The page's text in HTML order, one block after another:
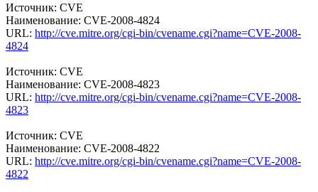
Источник: CVE
Наименование: CVE-2008-4824
URL: http://cve.mitre.org/cgi-bin/cvename.cgi?name=CVE-2008-
4824
Источник: CVE
Наименование: CVE-2008-4823
URL: http://cve.mitre.org/cgi-bin/cvename.cgi?name=CVE-2008-
4823
Источник: CVE
Наименование: CVE-2008-4822
URL: http://cve.mitre.org/cgi-bin/cvename.cgi?name=CVE-2008-
4822